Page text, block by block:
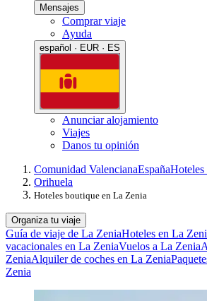
Mensajes
Comprar viaje
Ayuda
español · EUR · ES
Anunciar alojamiento
Viajes
Danos tu opinión
Comunidad ValencianaEspañaHoteles
Orihuela
Hoteles boutique en La Zenia
Organiza tu viaje
Guía de viaje de La ZeniaHoteles en La
vacacionales en La ZeniaVuelos a La Zenia
ZeniaAlquiler de coches en La Zenia
Zenia